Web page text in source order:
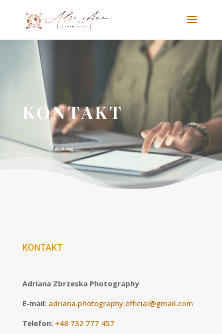
KONTAKT
KONTAKT
Adriana Zbrzeska Photography
E-mail: adriana.photography.official@gmail.com
Telefon: +48 732 777 457